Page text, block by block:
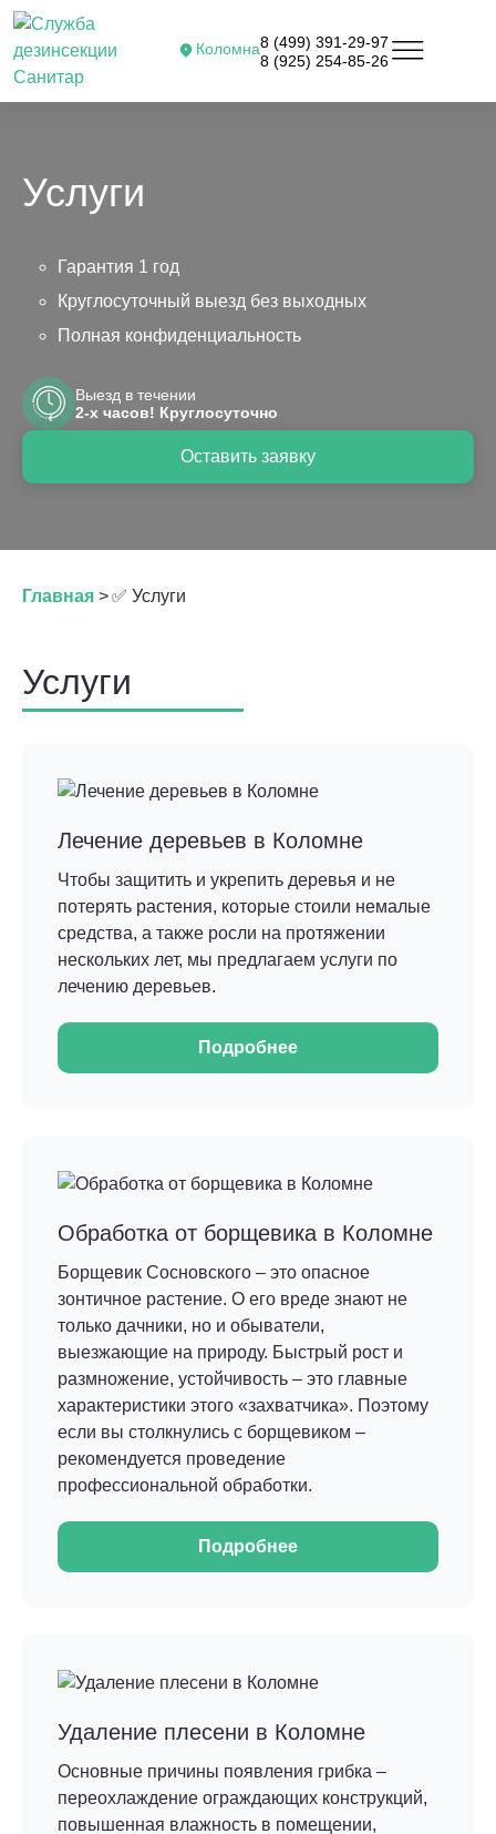
Коломна8 (499) 391-29-97
8 (925) 254-85-26
Услуги
Гарантия 1 год
Круглосуточный выезд без выходных
Полная конфиденциальность
Оставить заявку
Выезд в течении
2-х часов! Круглосуточно
Главная >✅ Услуги
Услуги
Лечение деревьев в Коломне
Чтобы защитить и укрепить деревья и не
потерять растения, которые стоили немалые
средства, а также росли на протяжении
нескольких лет, мы предлагаем услуги по
лечению деревьев.
Подробнее
Обработка от борщевика в Коломне
Борщевик Сосновского – это опасное
зонтичное растение. О его вреде знают не
только дачники, но и обыватели,
выезжающие на природу. Быстрый рост и
размножение, устойчивость – это главные
характеристики этого «захватчика». Поэтому
если вы столкнулись с борщевиком –
рекомендуется проведение
профессиональной обработки.
Подробнее
Удаление плесени в Коломне
Основные причины появления грибка –
переохлаждение ограждающих конструкций,
повышенная влажность в помещении,